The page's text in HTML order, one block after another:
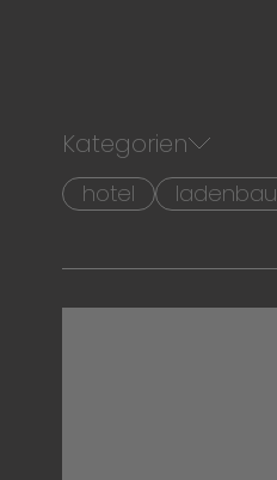
Kategorien
hotel ladenbau